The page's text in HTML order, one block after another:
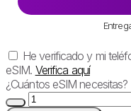
He verificado y mi
eSIM. Verifica aquí
¿Cuántos eSIM necesitas?